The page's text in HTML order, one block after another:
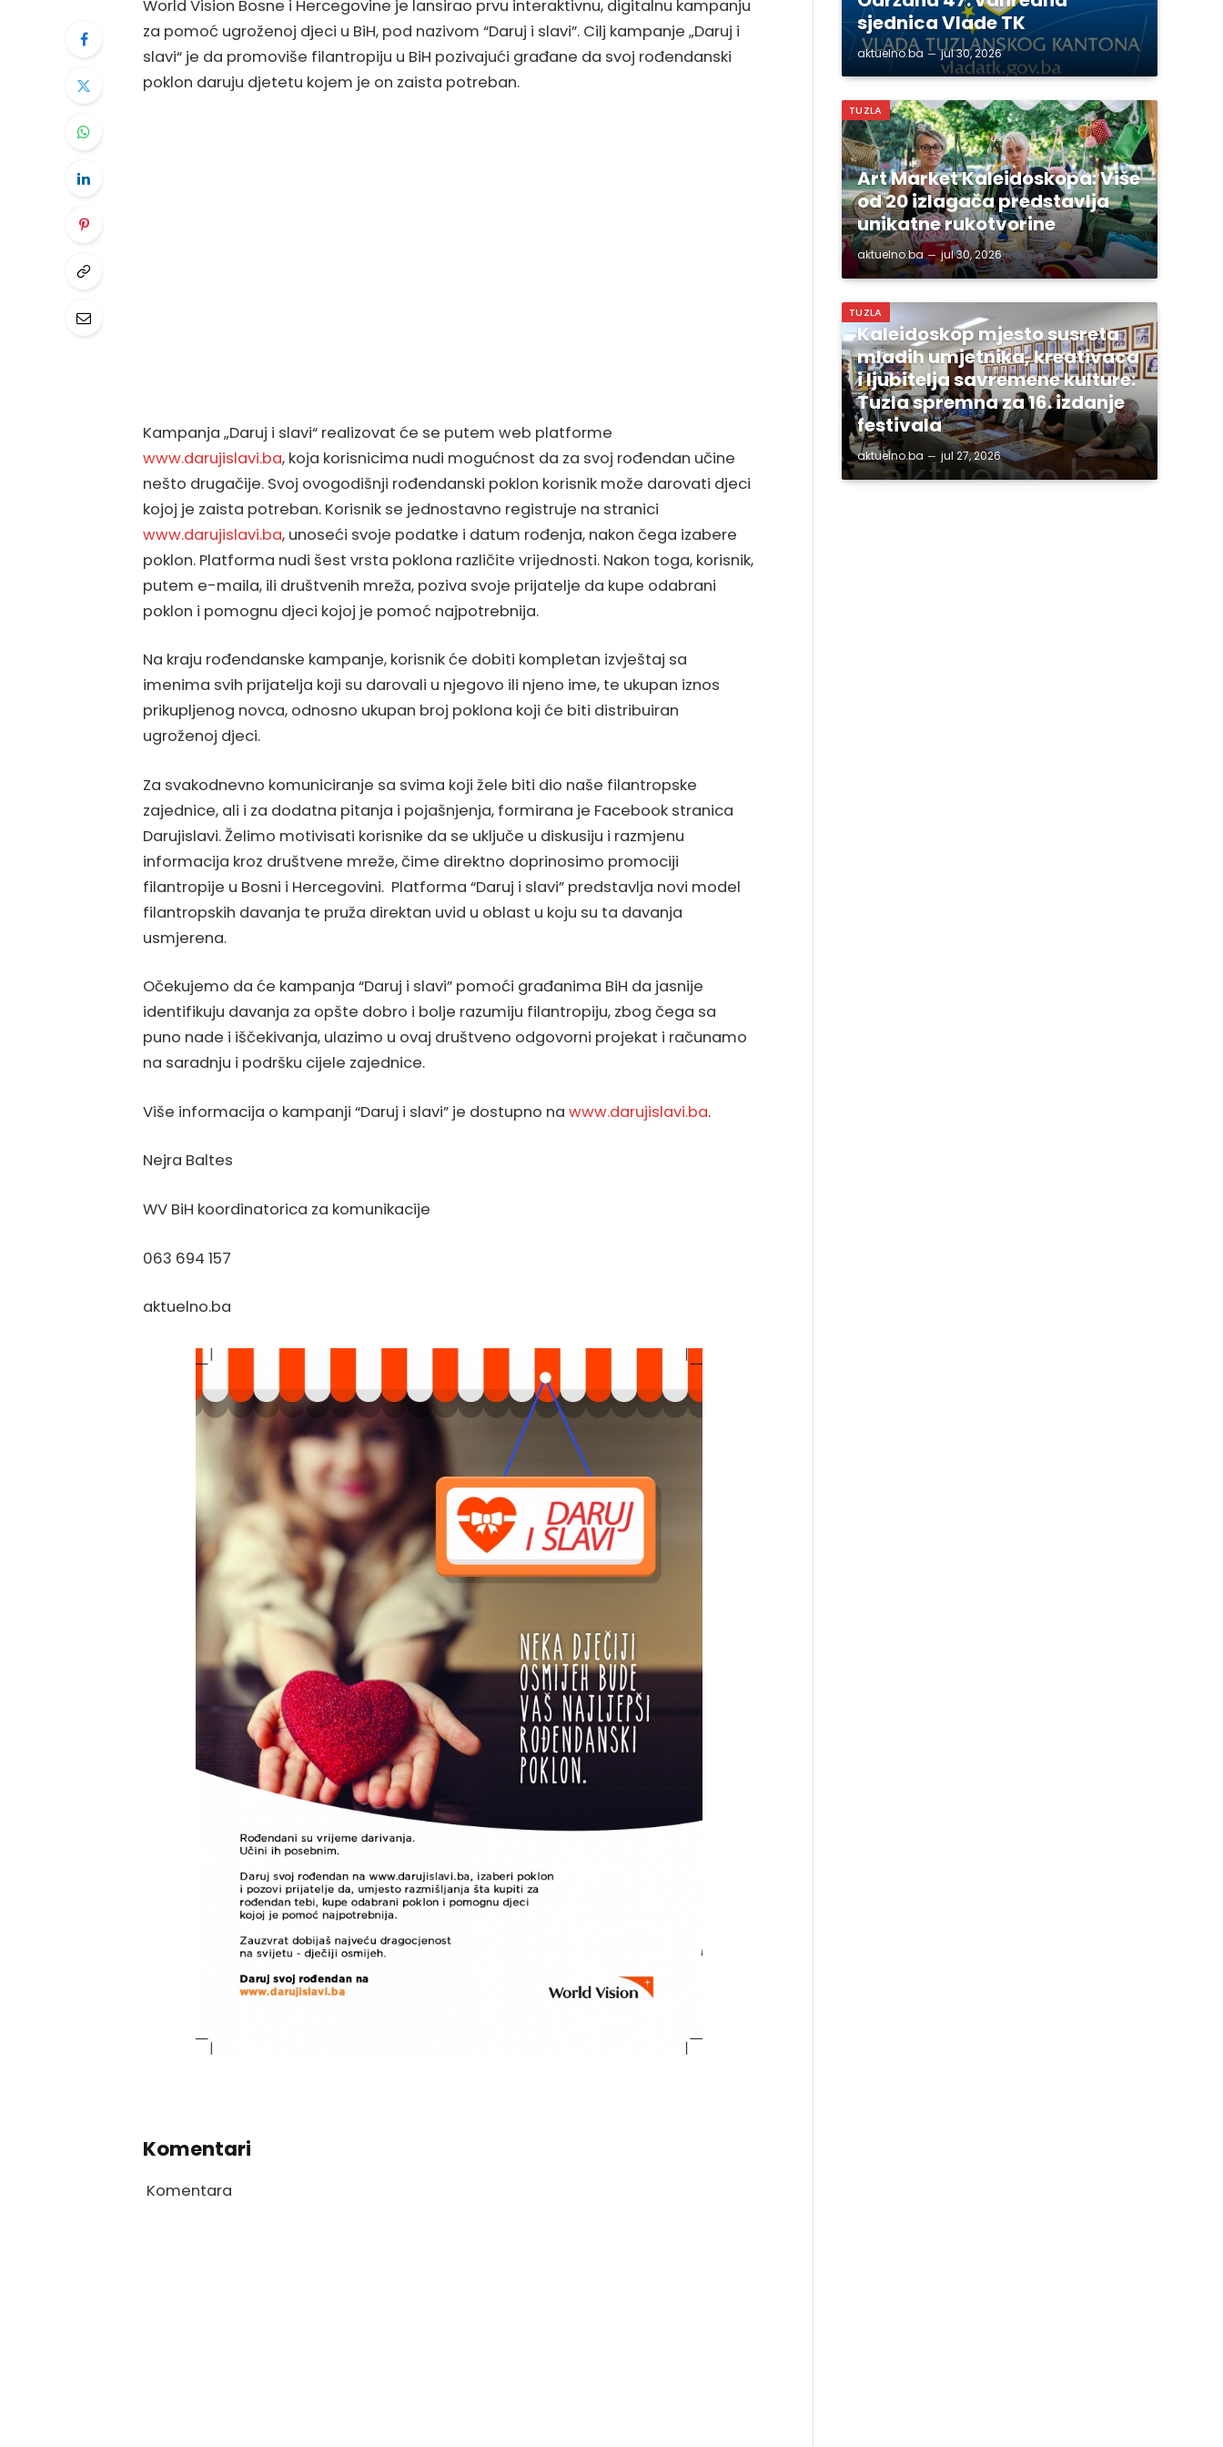
World Vision Bosne i Hercegovine je lansirao prvu interaktivnu, digitalnu kampanju
za pomoć ugroženoj djeci u BiH, pod nazivom “Daruj i slavi”. Cilj kampanje „Daruj i
slavi“ je da promoviše filantropiju u BiH pozivajući građane da svoj rođendanski
poklon daruju djetetu kojem je on zaista potreban.
Kampanja „Daruj i slavi“ realizovat će se putem web platforme
www.darujislavi.ba, koja korisnicima nudi mogućnost da za svoj rođendan učine
nešto drugačije. Svoj ovogodišnji rođendanski poklon korisnik može darovati djeci
kojoj je zaista potreban. Korisnik se jednostavno registruje na stranici
www.darujislavi.ba, unoseći svoje podatke i datum rođenja, nakon čega izabere
poklon. Platforma nudi šest vrsta poklona različite vrijednosti. Nakon toga, korisnik,
putem e-maila, ili društvenih mreža, poziva svoje prijatelje da kupe odabrani
poklon i pomognu djeci kojoj je pomoć najpotrebnija.
Na kraju rođendanske kampanje, korisnik će dobiti kompletan izvještaj sa
imenima svih prijatelja koji su darovali u njegovo ili njeno ime, te ukupan iznos
prikupljenog novca, odnosno ukupan broj poklona koji će biti distribuiran
ugroženoj djeci.
Za svakodnevno komuniciranje sa svima koji žele biti dio naše filantropske
zajednice, ali i za dodatna pitanja i pojašnjenja, formirana je Facebook stranica
Darujislavi. Želimo motivisati korisnike da se uključe u diskusiju i razmjenu
informacija kroz društvene mreže, čime direktno doprinosimo promociji
filantropije u Bosni i Hercegovini. Platforma “Daruj i slavi” predstavlja novi model
filantropskih davanja te pruža direktan uvid u oblast u koju su ta davanja
usmjerena.
Očekujemo da će kampanja “Daruj i slavi” pomoći građanima BiH da jasnije
identifikuju davanja za opšte dobro i bolje razumiju filantropiju, zbog čega sa
puno nade i iščekivanja, ulazimo u ovaj društveno odgovorni projekat i računamo
na saradnju i podršku cijele zajednice.
Više informacija o kampanji “Daruj i slavi” je dostupno na www.darujislavi.ba.
Nejra Baltes
WV BiH koordinatorica za komunikacije
063 694 157
aktuelno.ba
Komentari
Komentara
sjednica Vlade TK
aktuelno.ba jul 30, 2026
TUZLA
Art Market Kaleidoskopa: Više
od 20 izlagača predstavlja
unikatne rukotvorine
aktuelno.ba jul 30, 2026
TUZLA
Kaleidoskop mjesto susreta
mladih umjetnika, kreativaca
i ljubitelja savremene kulture:
Tuzla spremna za 16. izdanje
festivala
aktuelno.ba jul 27, 2026